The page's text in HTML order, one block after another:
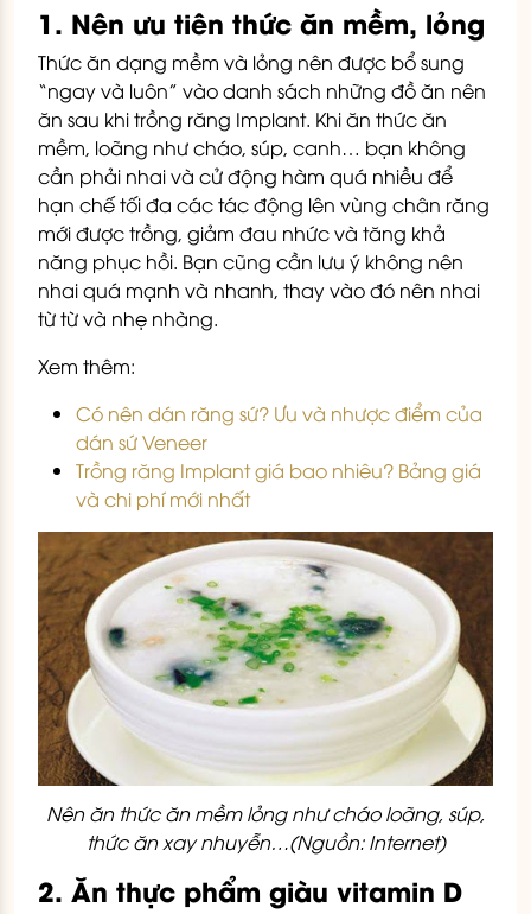
1. Nên ưu tiên thức ăn mềm, lỏng
Thức ăn dạng mềm và lỏng nên được bổ sung
“ngay và luôn” vào danh sách những đồ ăn nên
ăn sau khi trồng răng Implant. Khi ăn thức ăn
mềm, loãng như cháo, súp, canh… bạn không
cần phải nhai và cử động hàm quá nhiều để
hạn chế tối đa các tác động lên vùng chân răng
mới được trồng, giảm đau nhức và tăng khả
năng phục hồi. Bạn cũng cần lưu ý không nên
nhai quá mạnh và nhanh, thay vào đó nên nhai
từ từ và nhẹ nhàng.
Xem thêm:
Có nên dán răng sứ? Ưu và nhược điểm của
dán sứ Veneer
Trồng răng Implant giá bao nhiêu? Bảng giá
và chi phí mới nhất
Nên ăn thức ăn mềm lỏng như cháo loãng, súp,
thức ăn xay nhuyễn…(Nguồn: Internet)
2. Ăn thực phẩm giàu vitamin D